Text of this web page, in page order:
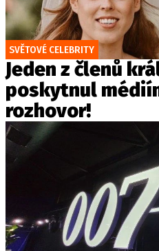
SVĚTOVÉ CELEBRITY
Jeden z členů
poskytnul
rozhovor!